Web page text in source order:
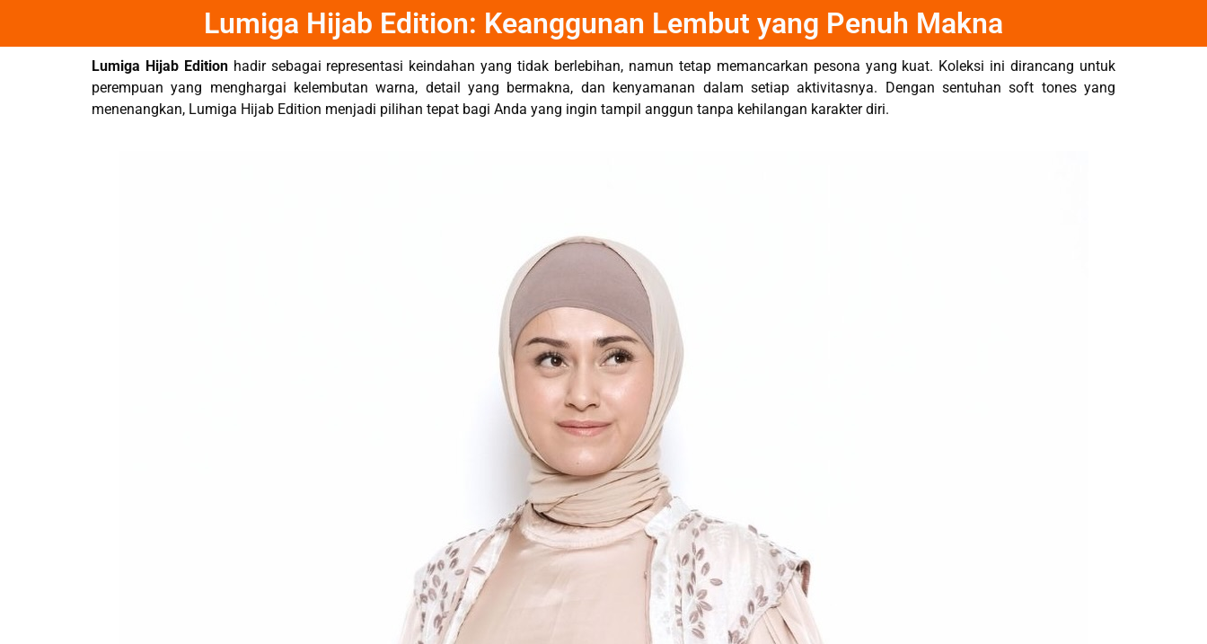
Lumiga Hijab Edition: Keanggunan Lembut yang Penuh Makna
Lumiga Hijab Editionhadir sebagai representasi keindahan yang tidak berlebihan, namun tetap memancarkan pesona yang kuat. Koleksi ini dirancang untuk
perempuan yang menghargai kelembutan warna, detail yang bermakna, dan kenyamanan dalam setiap aktivitasnya. Dengan sentuhan soft tones yang
menenangkan, Lumiga Hijab Edition menjadi pilihan tepat bagi Anda yang ingin tampil anggun tanpa kehilangan karakter diri.